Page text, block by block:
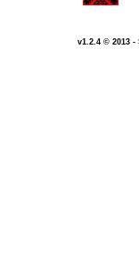
v1.2.4 © 2013